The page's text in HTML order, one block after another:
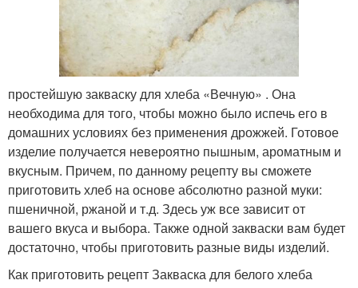
простейшую закваску для хлеба «Вечную» . Она
необходима для того, чтобы можно было испечь его в
домашних условиях без применения дрожжей. Готовое
изделие получается невероятно пышным, ароматным и
вкусным. Причем, по данному рецепту вы сможете
приготовить хлеб на основе абсолютно разной муки:
пшеничной, ржаной и т.д. Здесь уж все зависит от
вашего вкуса и выбора. Также одной закваски вам будет
достаточно, чтобы приготовить разные виды изделий.
Как приготовить рецепт Закваска для белого хлеба